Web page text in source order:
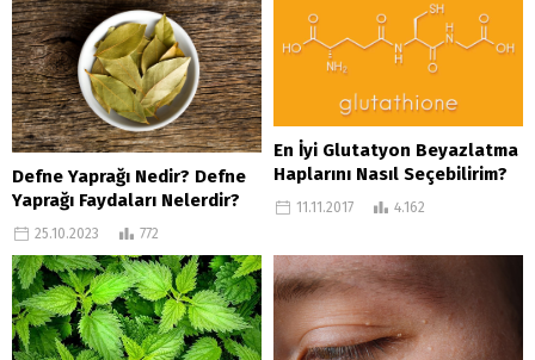
Defne Yaprağı Nedir? Defne
Yaprağı Faydaları Nelerdir?
25.10.2023 772
En İyi Glutatyon Beyazlatma
Haplarını Nasıl Seçebilirim?
11.11.2017 4.162